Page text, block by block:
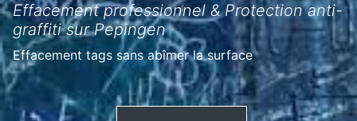
Effacement professionnel & Protection anti-
graffiti sur Pepingen
Effacement tags sans abîmer la surface